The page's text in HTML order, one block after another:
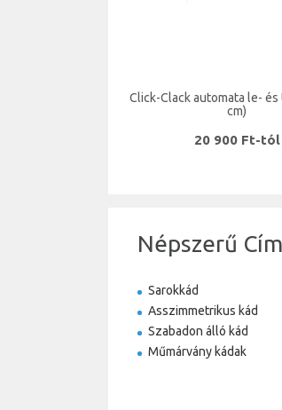
Click-Clack automata le-
cm)
20 900 Ft-tól
Népszerű
Sarokkád
Asszimmetrikus kád
Szabadon álló kád
Műmárvány kádak